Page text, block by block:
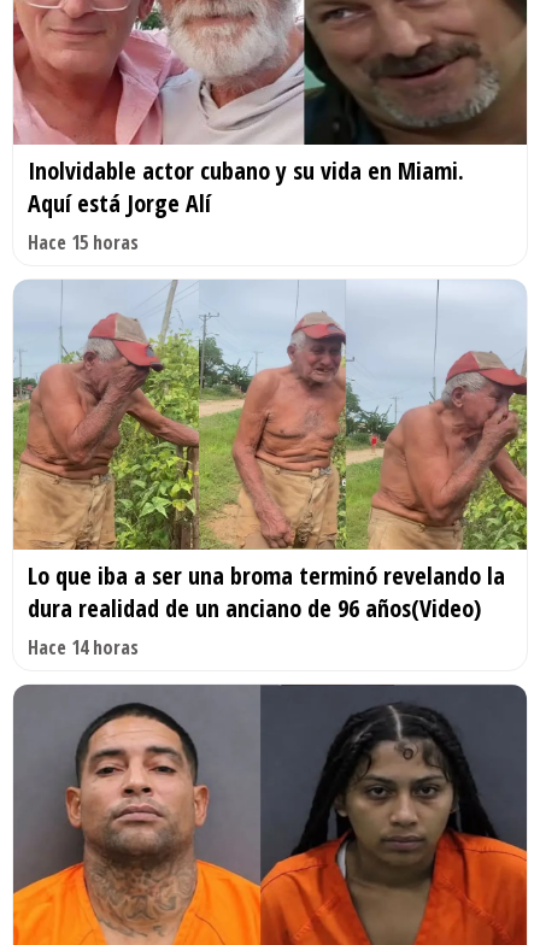
Inolvidable actor cubano y su vida en Miami.
Aquí está Jorge Alí
Hace 15 horas
Lo que iba a ser una broma terminó revelando la
dura realidad de un anciano de 96 años(Video)
Hace 14 horas